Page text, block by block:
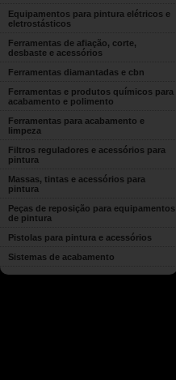
Equipamentos para pintura elétricos e
eletrostásticos
Ferramentas de afiação, corte,
desbaste e acessórios
Ferramentas diamantadas e cbn
Ferramentas e produtos químicos para
acabamento e polimento
Ferramentas para acabamento e
limpeza
Filtros reguladores e acessórios para
pintura
Massas, tintas e acessórios para
pintura
Peças de reposição para equipamentos
de pintura
Pistolas para pintura e acessórios
Sistemas de acabamento